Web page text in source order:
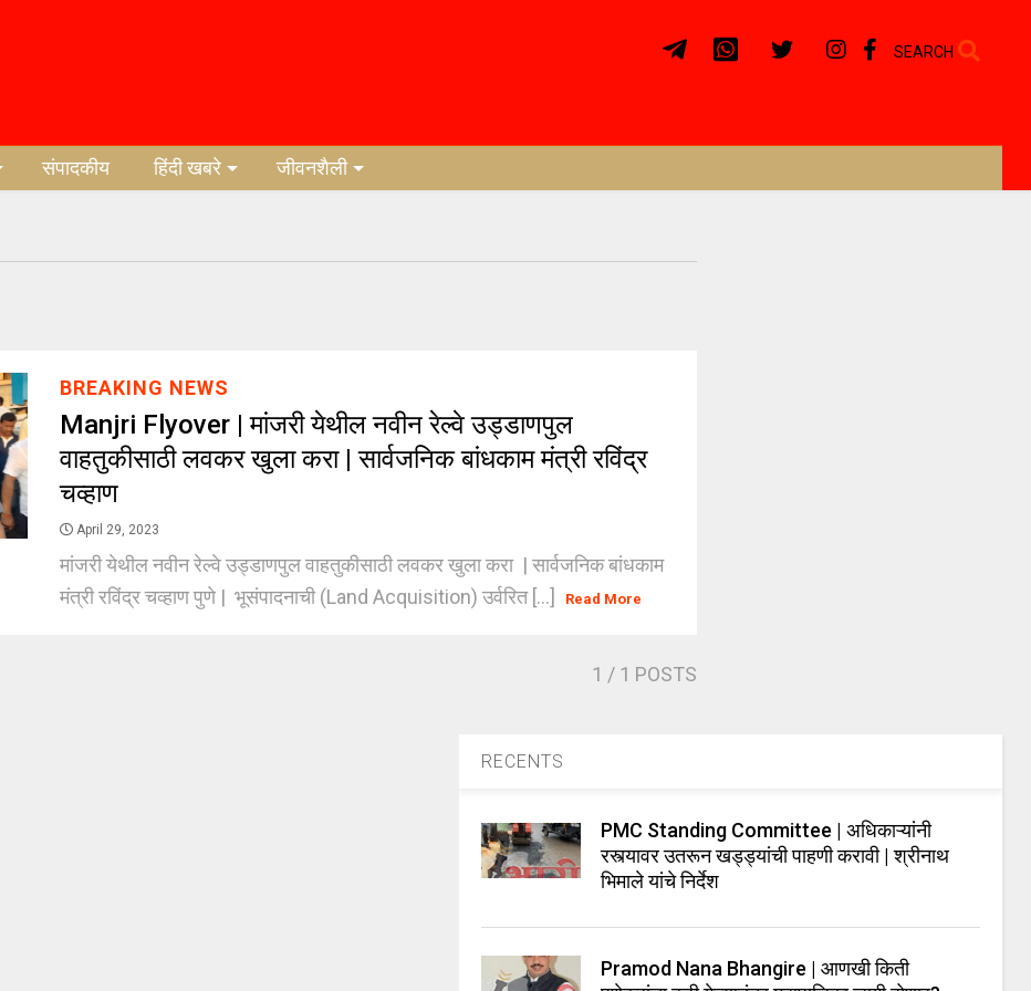
SEARCH
संपादकीय हिंदी खबरे जीवनशैली
BREAKING NEWS
Manjri Flyover | मांजरी येथील नवीन रेल्वे उड्डाणपुल
वाहतुकीसाठी लवकर खुला करा | सार्वजनिक बांधकाम मंत्री रविंद्र
चव्हाण
April 29, 2023
मांजरी येथील नवीन रेल्वे उड्डाणपुल वाहतुकीसाठी लवकर खुला करा | सार्वजनिक बांधकाम
मंत्री रविंद्र चव्हाण पुणे | भूसंपादनाची (Land Acquisition) उर्वरित [...]
Read More
1 / 1 POSTS
RECENTS
PMC Standing Committee | अधिकाऱ्यांनी
रस्त्यावर उतरून खड्ड्यांची पाहणी करावी | श्रीनाथ
भिमाले यांचे निर्देश
Pramod Nana Bhangire | आणखी किती